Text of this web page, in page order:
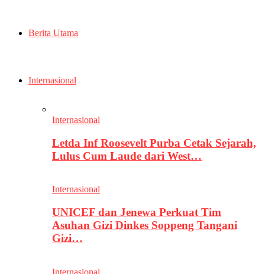
Berita Utama
Internasional
Internasional
Letda Inf Roosevelt Purba Cetak Sejarah,
Lulus Cum Laude dari West…
Internasional
UNICEF dan Jenewa Perkuat Tim
Asuhan Gizi Dinkes Soppeng Tangani
Gizi…
Internasional